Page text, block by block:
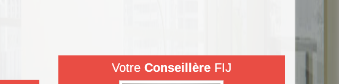
Votre Conseillère FIJ